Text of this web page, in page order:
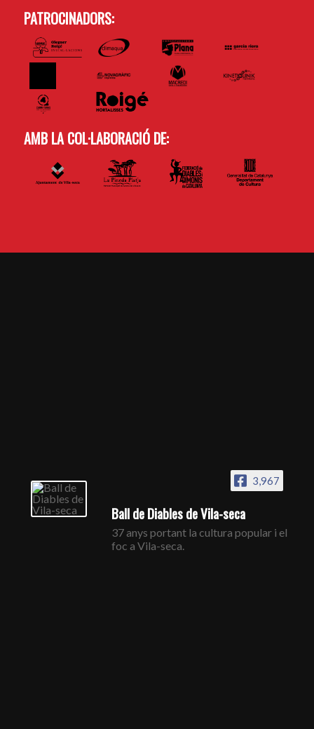
PATROCINADORS:
AMB LA COL·LABORACIÓ DE:
3,967
Ball de Diables de Vila-seca
37 anys portant la cultura popular i el
foc a Vila-seca.